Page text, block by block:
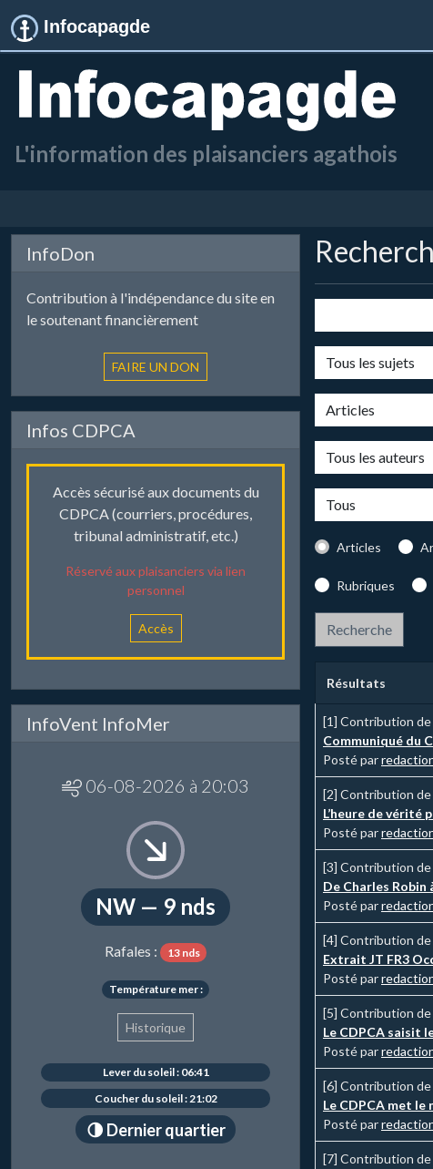
Infocapagde
L'information des plaisanciers agathois
InfoDon
Contribution à l'indépendance du site en
le soutenant financièrement
Infos CDPCA
Accès sécurisé aux documents du
CDPCA (courriers, procédures,
tribunal administratif, etc.)
Réservé aux plaisanciers via lien
personnel
Accès
InfoVent InfoMer
06-08-2026 à 20:03
NW — 9 nds
Rafales : 13 nds
Température mer :
Historique
Lever du soleil : 06:41
Coucher du soleil : 21:02
🌗 Dernier quartier
Articles
Rubriques
Résultats
[1] Contribution de
Communiqué du
Posté par
[2] Contribution de
L’heure de vérité
Posté par
[3] Contribution de
De Charles
Posté par
[4] Contribution de
Extrait JT FR3
Posté par
[5] Contribution de
Le CDPCA saisit
Posté par
[6] Contribution de
Le CDPCA met le
Posté par
[7] Contribution de